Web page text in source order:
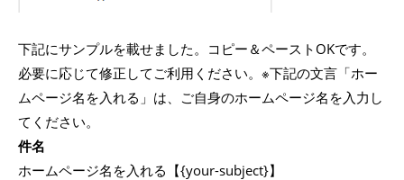
下記にサンプルを載せました。コピー＆ペーストOKです。
必要に応じて修正してご利用ください。※下記の文言「ホー
ムページ名を入れる」は、ご自身のホームページ名を入力し
てください。
件名
ホームページ名を入れる【{your-subject}】